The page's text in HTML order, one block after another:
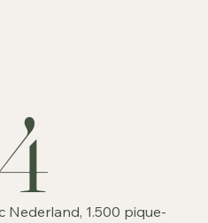
Nederland, 1.500 pique-